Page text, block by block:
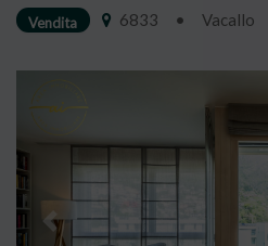
Vendita 6833 • Vacallo
Previous